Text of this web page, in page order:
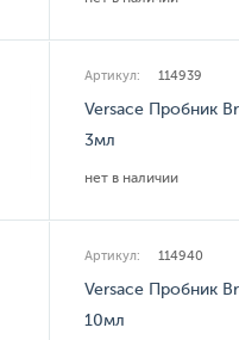
Артикул: 114939
Versace Пробник
3мл
нет в наличии
Артикул: 114940
Versace Пробник
10мл